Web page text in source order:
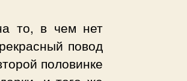
то, в чем нет
повод
половинке